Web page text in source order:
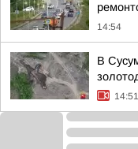
14:54
В
14:51